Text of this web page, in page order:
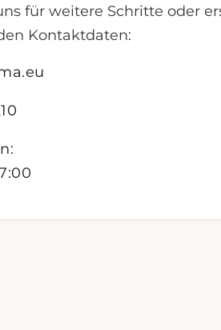
für weitere Schritte oder
Kontaktdaten: